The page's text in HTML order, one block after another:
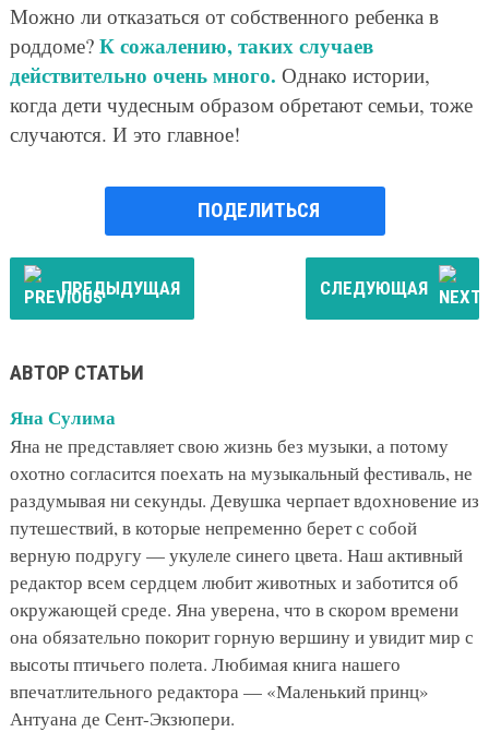
Можно ли отказаться от собственного ребенка в
роддоме? К сожалению, таких случаев
действительно очень много. Однако истории,
когда дети чудесным образом обретают семьи, тоже
случаются. И это главное!
ПОДЕЛИТЬСЯ
ПРЕДЫДУЩАЯ СЛЕДУЮЩАЯ
АВТОР СТАТЬИ
Яна Сулима
Яна не представляет свою жизнь без музыки, а потому
охотно согласится поехать на музыкальный фестиваль, не
раздумывая ни секунды. Девушка черпает вдохновение из
путешествий, в которые непременно берет с собой
верную подругу — укулеле синего цвета. Наш активный
редактор всем сердцем любит животных и заботится об
окружающей среде. Яна уверена, что в скором времени
она обязательно покорит горную вершину и увидит мир с
высоты птичьего полета. Любимая книга нашего
впечатлительного редактора — «Маленький принц»
Антуана де Сент-Экзюпери.